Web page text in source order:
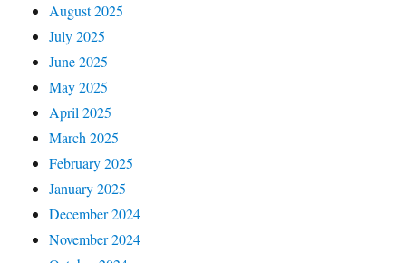
August 2025
July 2025
June 2025
May 2025
April 2025
March 2025
February 2025
January 2025
December 2024
November 2024